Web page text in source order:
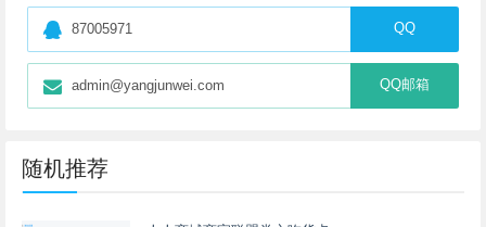
87005971 QQ
admin@yangjunwei.com QQ邮箱
随机推荐